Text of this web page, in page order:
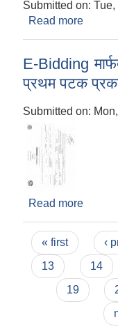
Submitted on: Tue,
Read more
E-Bidding
प्रथम पटक
Submitted on:
Read more
Pages
« first ‹
13
14
19